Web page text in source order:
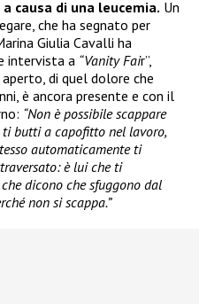
a causa di una leucemia. Un
che ha segnato per
Giulia Cavalli ha
intervista a “Vanity Fair”,
di quel dolore che
è ancora presente e con il
“Non è possibile scappare
ti butti a capofitto nel lavoro,
automaticamente ti
è lui che ti
dicono che sfuggono dal
non si scappa.”